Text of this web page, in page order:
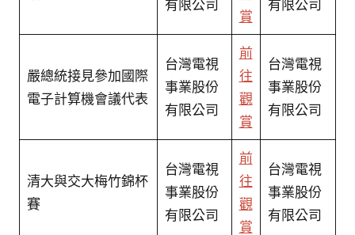
有限公司
賞
有限公司
嚴總統接見參加國際
電子計算機會議代表
台灣電視
事業股份
有限公司
前
往
觀
賞
台灣電視
事業股份
有限公司
清大與交大梅竹錦杯
賽
台灣電視
事業股份
有限公司
前
往
觀
賞
台灣電視
事業股份
有限公司